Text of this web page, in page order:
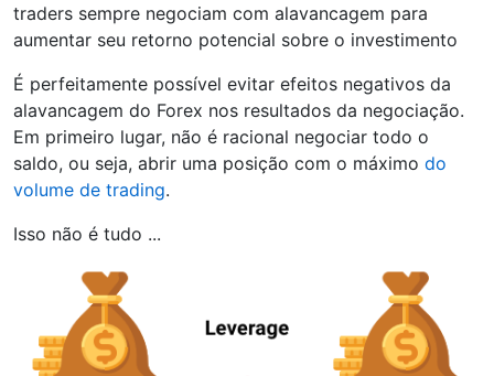
traders sempre negociam com alavancagem para
aumentar seu retorno potencial sobre o investimento
É perfeitamente possível evitar efeitos negativos da
alavancagem do Forex nos resultados da negociação.
Em primeiro lugar, não é racional negociar todo o
saldo, ou seja, abrir uma posição com o máximo do
volume de trading.
Isso não é tudo ...